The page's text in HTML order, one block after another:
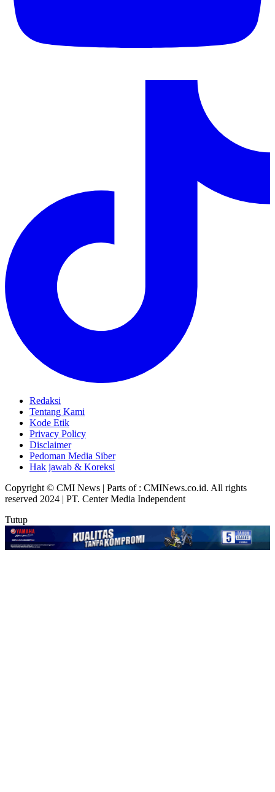
Redaksi
Tentang Kami
Kode Etik
Privacy Policy
Disclaimer
Pedoman Media Siber
Hak jawab & Koreksi
Copyright © CMI News | Parts of : CMINews.co.id. All rights
reserved 2024 | PT. Center Media Independent
Tutup